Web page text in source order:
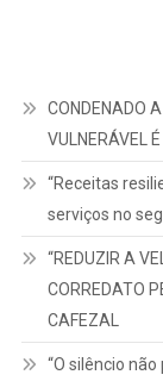
CONDENADO
VULNERÁVEL
“Receitas
serviços no
“REDUZIR A
CORREDATO
CAFEZAL
“O silêncio